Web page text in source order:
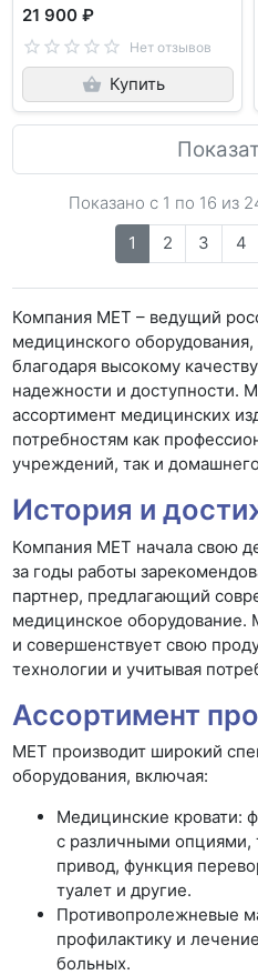
21 900 ₽
Нет отзывов
Купить
Показано с 1 по 16 из
1
2 3 4
Компания МЕТ – ведущий
медицинского
благодаря высокому
надежности и доступности.
ассортимент медицинских
потребностям как
учреждений, так и
История и
Компания МЕТ начала свою
за годы работы
партнер, предлагающий
медицинское оборудование.
и совершенствует свою
технологии и учитывая
Ассортимент
МЕТ производит широкий
оборудования, включая:
Медицинские кровати:
с различными опциями,
привод, функция
туалет и другие.
Противопролежневые
профилактику и
больных.